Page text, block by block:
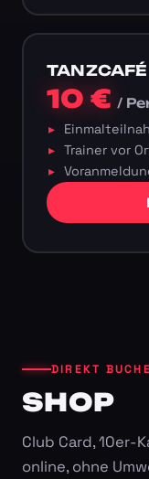
TANZCAFÉ
10 €/
Trainer vor
DIREKT
SHOP
Club Card, 10er-
online, ohne